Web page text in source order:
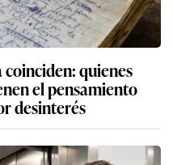
quienes
el pensamiento
desinterés